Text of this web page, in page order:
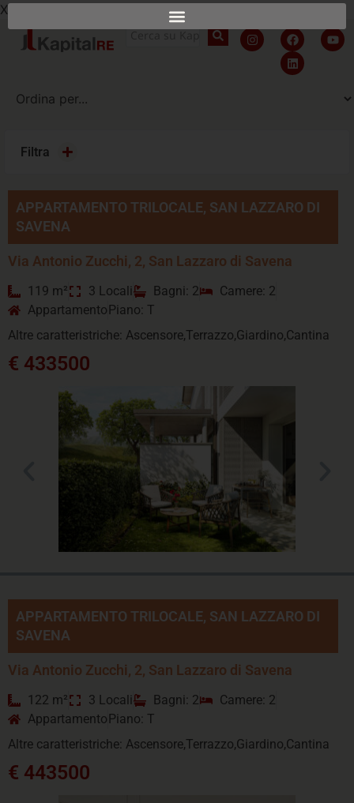
X
Filtra
APPARTAMENTO TRILOCALE, SAN LAZZARO DI
SAVENA
Via Antonio Zucchi, 2, San Lazzaro di Savena
119 m² 3 Locali Bagni: 2
Camere: 2
AppartamentoPiano: T
Altre caratteristriche: Ascensore,Terrazzo,Giardino,Cantina
€ 433500
APPARTAMENTO TRILOCALE, SAN LAZZARO DI
SAVENA
Via Antonio Zucchi, 2, San Lazzaro di Savena
122 m² 3 Locali Bagni: 2
Camere: 2
AppartamentoPiano: T
Altre caratteristriche: Ascensore,Terrazzo,Giardino,Cantina
€ 443500